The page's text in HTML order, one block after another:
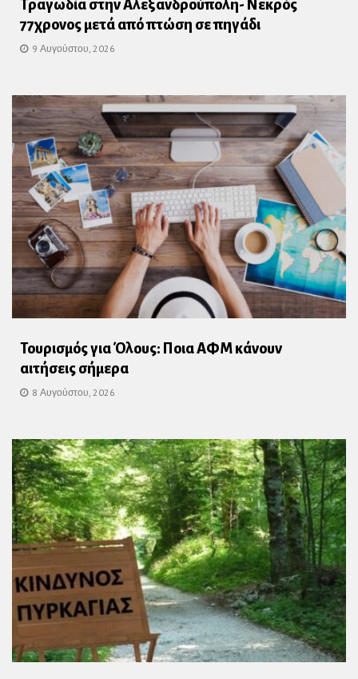
Τραγωδία στην Αλεξανδρούπολη- Νεκρός
77χρονος μετά από πτώση σε πηγάδι
9 Αυγούστου, 2026
Τουρισμός για Όλους: Ποια ΑΦΜ κάνουν
αιτήσεις σήμερα
8 Αυγούστου, 2026